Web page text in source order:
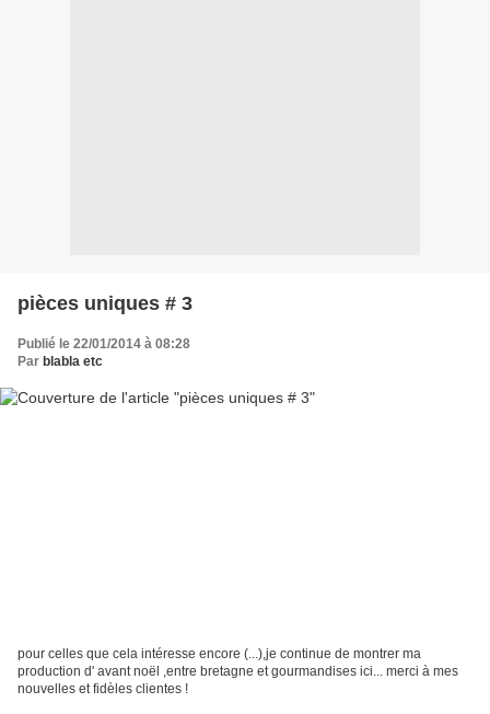
pièces uniques # 3
Publié le 22/01/2014 à 08:28
Par blabla etc
pour celles que cela intéresse encore (...),je continue de montrer ma
production d' avant noël ,entre bretagne et gourmandises ici... merci à mes
nouvelles et fidèles clientes !